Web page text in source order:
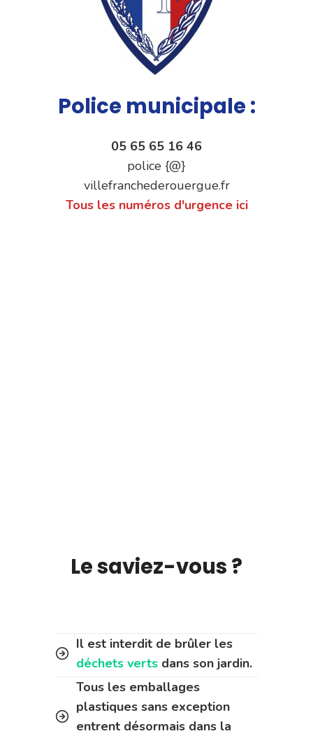
Police municipale :
05 65 65 16 46
police {@}
villefranchederouergue.fr
Tous les numéros d'urgence ici
Le saviez-vous ?
Il est interdit de brûler les
déchets verts dans son jardin.
Tous les emballages
plastiques sans exception
entrent désormais dans la